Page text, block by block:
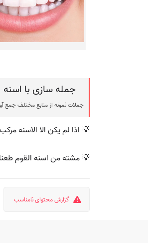
جمله سازی با اسنه
جملات نمونه از منابع مختلف
💡 اذا لم یکن الا الاسنه
💡 مشته من اسنه القوم
گزارش محتوای نامناسب